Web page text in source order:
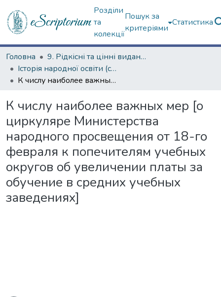
Розділи
та
колекції
Пошук за
критеріями
Статистика
Головна
9. Рідкісні та цінні видання
Історія народної освіти (сторінками періодичних видань)
К числу наиболее важных мер [о циркуляре Министерства народного просвещения от 18-го февраля к попечителям учебных округов об увеличении платы за обучение в средних учебных заведениях]
К числу наиболее важных мер [о
циркуляре Министерства
народного просвещения от 18-го
февраля к попечителям учебных
округов об увеличении платы за
обучение в средних учебных
заведениях]